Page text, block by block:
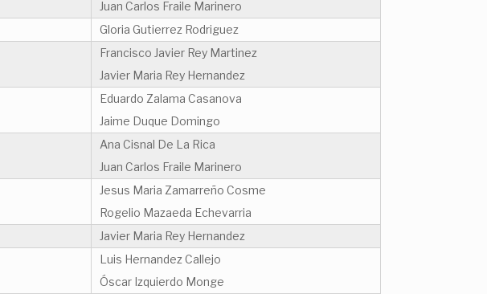
Juan Carlos Fraile Marinero
Gloria Gutierrez Rodriguez
Francisco Javier Rey Martinez
Javier Maria Rey Hernandez
Eduardo Zalama Casanova
Jaime Duque Domingo
Ana Cisnal De La Rica
Juan Carlos Fraile Marinero
Jesus Maria Zamarreño Cosme
Rogelio Mazaeda Echevarria
Javier Maria Rey Hernandez
Luis Hernandez Callejo
Óscar Izquierdo Monge